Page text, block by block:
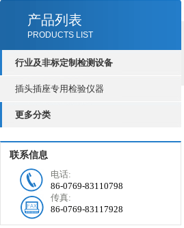
产品列表
PRODUCTS LIST
行业及非标定制检测设备
插头插座专用检验仪器
更多分类
联系信息
电话:
86-0769-83110798
传真:
86-0769-83117928